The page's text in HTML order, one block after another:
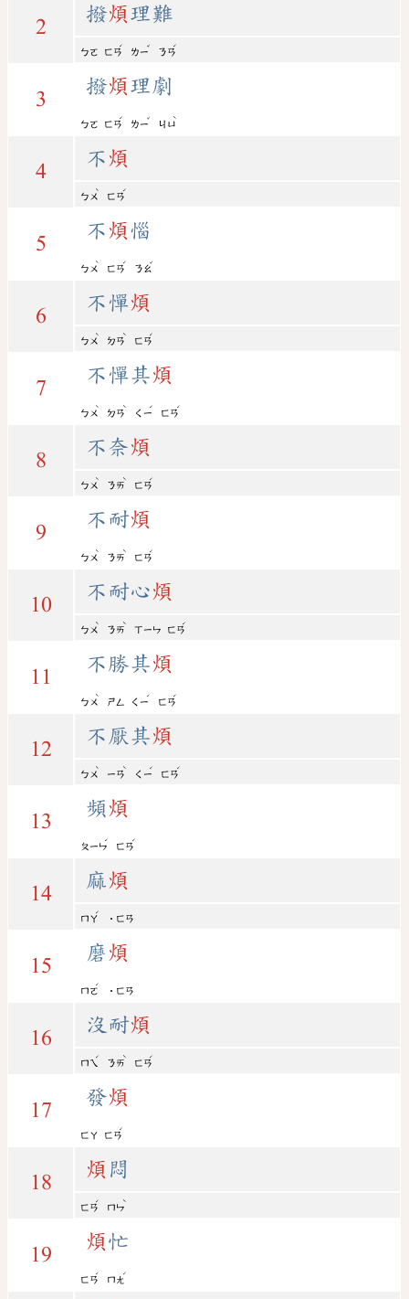
2
撥煩理難
ㄅㄛ ㄈㄢ
ˊ
ㄌㄧ
ˇ
ㄋㄢ
ˊ
3
撥煩理劇
ㄅㄛ ㄈㄢ
ˊ
ㄌㄧ
ˇ
ㄐㄩ
ˋ
4
不 煩
ㄅㄨ
ˋ
ㄈㄢ
ˊ
5
不 煩惱
ㄅㄨ
ˋ
ㄈㄢ
ˊ
ㄋㄠ
ˇ
6
不憚煩
ㄅㄨ
ˋ
ㄉㄢ
ˋ
ㄈㄢ
ˊ
7
不憚其煩
ㄅㄨ
ˋ
ㄉㄢ
ˋ
ㄑㄧ
ˊ
ㄈㄢ
ˊ
8
不奈煩
ㄅㄨ
ˋ
ㄋㄞ
ˋ
ㄈㄢ
ˊ
9
不耐煩
ㄅㄨ
ˋ
ㄋㄞ
ˋ
ㄈㄢ
ˊ
10
不耐心煩
ㄅㄨ
ˋ
ㄋㄞ
ˋ
ㄒㄧㄣ ㄈㄢ
ˊ
11
不勝其煩
ㄅㄨ
ˋ
ㄕㄥ ㄑㄧ
ˊ
ㄈㄢ
ˊ
12
不厭其煩
ㄅㄨ
ˋ
ㄧㄢ
ˋ
ㄑㄧ
ˊ
ㄈㄢ
ˊ
13
頻 煩
ㄆㄧㄣ
ˊ
ㄈㄢ
ˊ
14
麻煩
ㄇㄚ
ˊ
˙ㄈㄢ
15
磨 煩
ㄇㄛ
ˊ
˙ㄈㄢ
16
沒耐煩
ㄇㄟ
ˊ
ㄋㄞ
ˋ
ㄈㄢ
ˊ
17
發煩
ㄈㄚ ㄈㄢ
ˊ
18
煩 悶
ㄈㄢ
ˊ
ㄇㄣ
ˋ
19
煩忙
ㄈㄢ
ˊ
ㄇㄤ
ˊ